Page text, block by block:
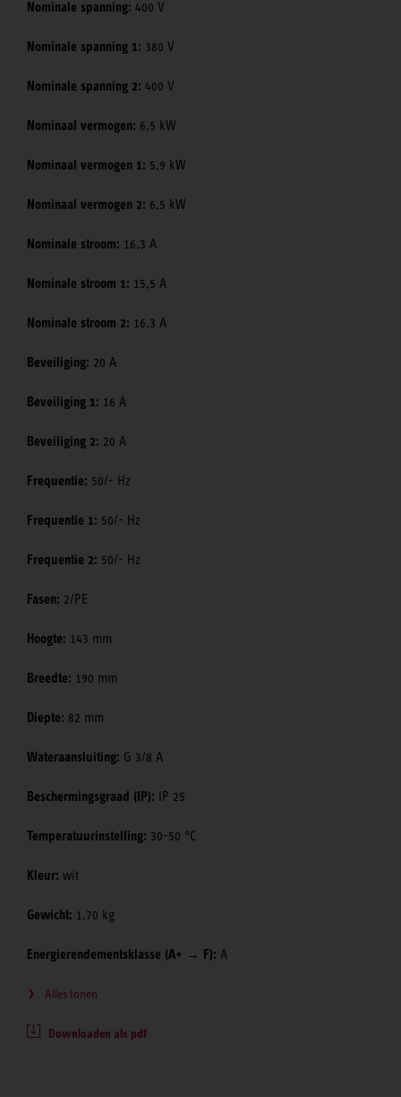
Nominale spanning: 400 V
Nominale spanning 1: 380 V
Nominale spanning 2: 400 V
Nominaal vermogen: 6,5 kW
Nominaal vermogen 1: 5,9 kW
Nominaal vermogen 2: 6,5 kW
Nominale stroom: 16,3 A
Nominale stroom 1: 15,5 A
Nominale stroom 2: 16,3 A
Beveiliging: 20 A
Beveiliging 1: 16 A
Beveiliging 2: 20 A
Frequentie: 50/- Hz
Frequentie 1: 50/- Hz
Frequentie 2: 50/- Hz
Fasen: 2/PE
Hoogte: 143 mm
Breedte: 190 mm
Diepte: 82 mm
Wateraansluiting: G 3/8 A
Beschermingsgraad (IP): IP 25
Temperatuurinstelling: 30-50 °C
Kleur: wit
Gewicht: 1,70 kg
Energierendementsklasse (A+ → F): A
Alles tonen
Downloaden als pdf